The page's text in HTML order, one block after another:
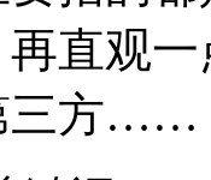
直观
三方……